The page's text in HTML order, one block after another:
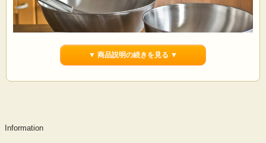
▼ 商品説明の続きを見る ▼
Information